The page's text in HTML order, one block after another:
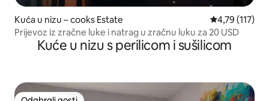
Kuća u nizu – cooks Estate Prosječna
4,79 (117)
Prijevoz iz zračne luke i natrag u zračnu luku za 20 USD
Kuće u nizu s perilicom i sušilicom